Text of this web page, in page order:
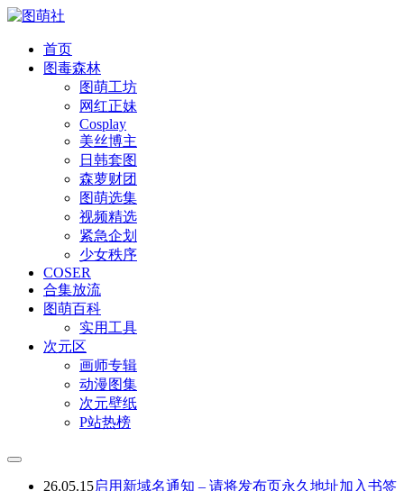
首页
图毒森林
图萌工坊
网红正妹
Cosplay
美丝博主
日韩套图
森萝财团
图萌选集
视频精选
紧急企划
少女秩序
COSER
合集放流
图萌百科
实用工具
次元区
画师专辑
动漫图集
次元壁纸
P站热榜
26.05.15启用新域名通知 – 请将发布页永久地址加入书签